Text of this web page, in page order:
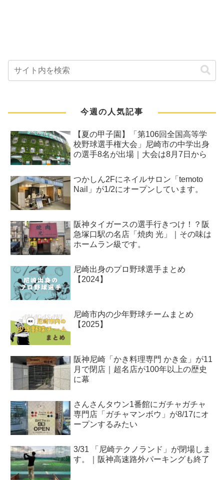
今週の人気記事
【夏の甲子園】「第106回全国高等学
校野球選手権大会」尼崎市の中学出身
の選手8名が出場｜大会は8月7日から
つかしん2Fにネイルサロン「temoto
Nail」が1/2にオープンしています。
阪神タイガースの選手行きつけ！？阪
急塚口駅の名店「焼肉 光」｜その味は
ホームラン級です。
尼崎出身のプロ野球選手まとめ
【2024】
尼崎市内の少年野球チームまとめ
【2025】
阪神尼崎「かき料理専門 かき金」が11
月で閉店｜超名店が100年以上の歴史
に幕
さんさんタウン1番館にガチャガチャ
専門店「ガチャマンボウ」が8/17にオ
ープンするみたい
3/31 「尼崎テクノランド」が閉場しま
す。｜阪神高速路外パーキングも終了